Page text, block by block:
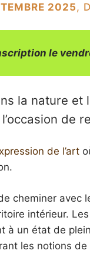
2025,
le
la nature
l’occasion de
de l’art
cheminer avec
intérieur.
à un état de
les notions